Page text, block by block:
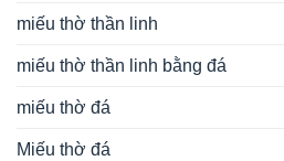
miếu thờ thần linh
miếu thờ thần linh bằng đá
miếu thờ đá
Miếu thờ đá